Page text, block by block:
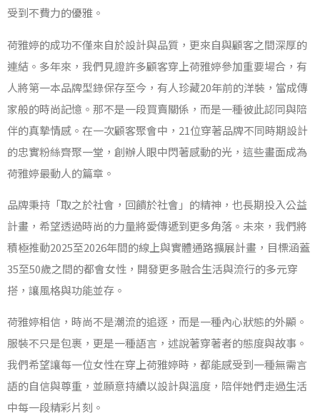
受到不費力的優雅。
荷雅婷的成功不僅來自於設計與品質，更來自與顧客之間深厚的
連結。多年來，我們見證許多顧客穿上荷雅婷參加重要場合，有
人將第一本品牌型錄保存至今，有人珍藏20年前的洋裝，當成傳
家般的時尚記憶。那不是一段買賣關係，而是一種彼此認同與陪
伴的真摯情感。在一次顧客聚會中，21位穿著品牌不同時期設計
的忠實粉絲齊聚一堂，創辦人眼中閃著感動的光，這些畫面成為
荷雅婷最動人的篇章。
品牌秉持「取之於社會，回饋於社會」的精神，也長期投入公益
計畫，希望透過時尚的力量將愛傳遞到更多角落。未來，我們將
積極推動2025至2026年間的線上與實體通路擴展計畫，目標涵蓋
35至50歲之間的都會女性，開發更多融合生活與流行的多元穿
搭，讓風格與功能並存。
荷雅婷相信，時尚不是潮流的追逐，而是一種內心狀態的外顯。
服裝不只是包裹，更是一種語言，述說著穿著者的態度與故事。
我們希望讓每一位女性在穿上荷雅婷時，都能感受到一種無需言
語的自信與尊重，並願意持續以設計與溫度，陪伴她們走過生活
中每一段精彩片刻。